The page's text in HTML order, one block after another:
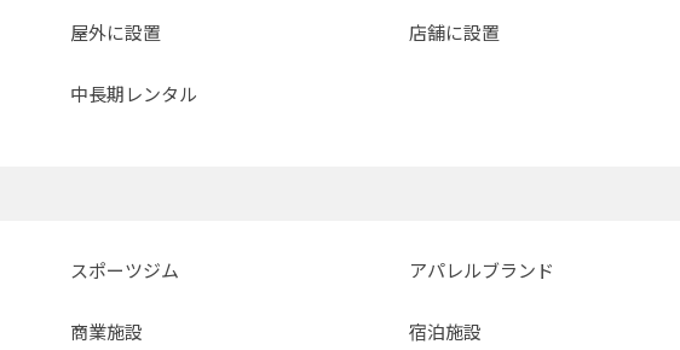
屋外に設置 店舗に設置
中長期レンタル
スポーツジム アパレルブランド
商業施設 宿泊施設